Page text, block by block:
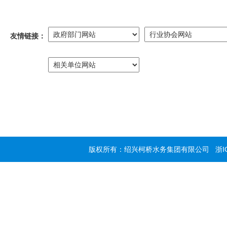
友情链接：
版权所有：绍兴柯桥水务集团有限公司 浙